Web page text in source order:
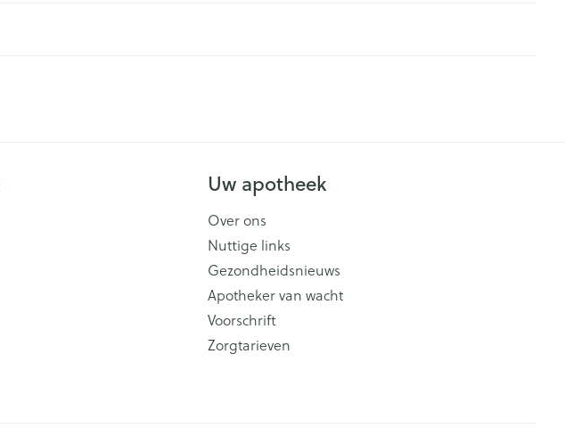
Uw apotheek
Over ons
Nuttige links
Gezondheidsnieuws
Apotheker van wacht
Voorschrift
Zorgtarieven